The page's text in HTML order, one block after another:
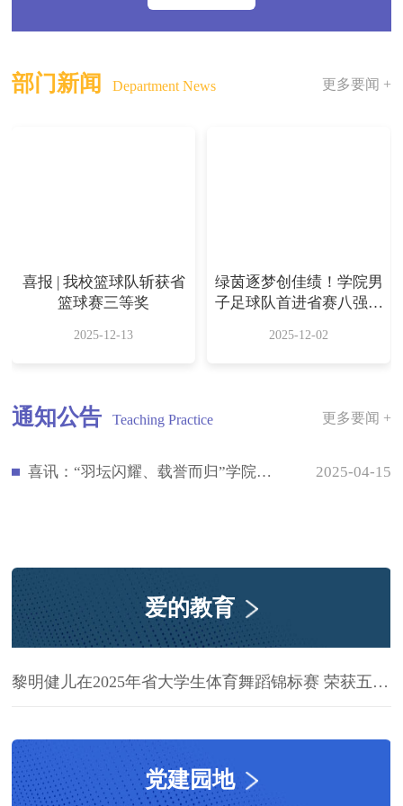
部门新闻 Department News 更多要闻 +
喜报 | 我校篮球队斩获省
篮球赛三等奖
2025-12-13
绿茵逐梦创佳绩！学院男
子足球队首进省赛八强斩
2025-12-02
通知公告 Teaching Practice 更多要闻 +
喜讯：“羽坛闪耀、载誉而归”学院在2025年福建省大学生羽毛球锦标赛中再创佳绩 2025-04-15
爱的教育
黎明健儿在2025年省大学生体育舞蹈锦标赛 荣获五金一银佳绩！
党建园地